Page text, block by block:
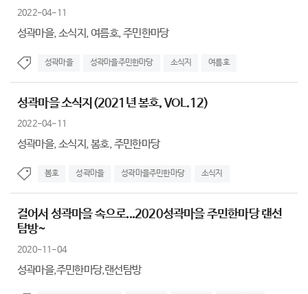
2022-04-11
성곽마을, 소식지, 여름호, 주민한마당
성곽마을 성곽마을주민한마당 소식지 여름호
성곽마을 소식지(2021년 봄호, VOL.12)
2022-04-11
성곽마을, 소식지, 봄호, 주민한마당
봄호 성곽마을 성곽마을주민한마당 소식지
걸어서 성곽마을 속으로...2020성곽마을 주민한마당 랜선
탐방~
2020-11-04
성곽마을,주민한마당,랜선탐방